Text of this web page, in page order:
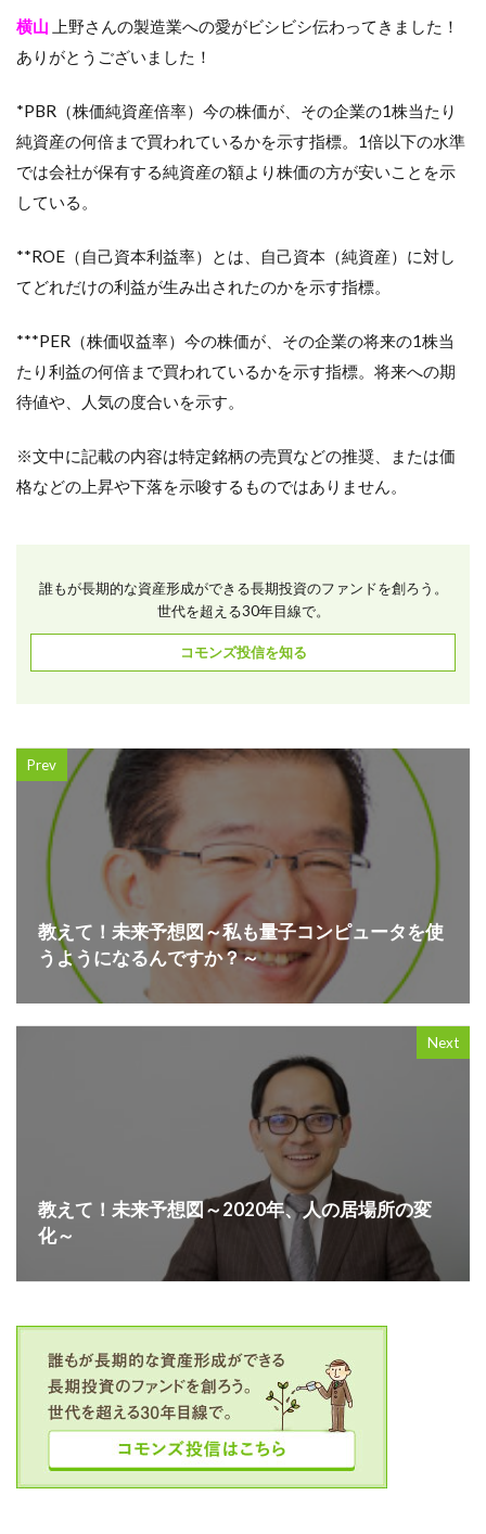
横山 上野さんの製造業への愛がビシビシ伝わってきました！
ありがとうございました！
*PBR（株価純資産倍率）今の株価が、その企業の1株当たり
純資産の何倍まで買われているかを示す指標。1倍以下の水準
では会社が保有する純資産の額より株価の方が安いことを示
している。
**ROE（自己資本利益率）とは、自己資本（純資産）に対し
てどれだけの利益が生み出されたのかを示す指標。
***PER（株価収益率）今の株価が、その企業の将来の1株当
たり利益の何倍まで買われているかを示す指標。将来への期
待値や、人気の度合いを示す。
※文中に記載の内容は特定銘柄の売買などの推奨、または価
格などの上昇や下落を示唆するものではありません。
誰もが長期的な資産形成ができる長期投資のファンドを創ろう。
世代を超える30年目線で。
コモンズ投信を知る
Prev
教えて！未来予想図～私も量子コンピュータを使
うようになるんですか？～
Next
教えて！未来予想図～2020年、人の居場所の変
化～